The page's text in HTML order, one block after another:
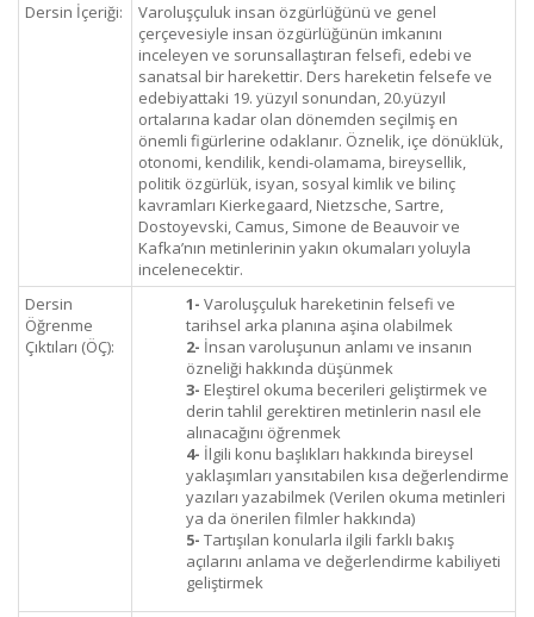
Dersin İçeriği:
Varoluşçuluk insan özgürlüğünü ve genel
çerçevesiyle insan özgürlüğünün imkanını
inceleyen ve sorunsallaştıran felsefi, edebi ve
sanatsal bir harekettir. Ders hareketin felsefe ve
edebiyattaki 19. yüzyıl sonundan, 20.yüzyıl
ortalarına kadar olan dönemden seçilmiş en
önemli figürlerine odaklanır. Öznelik, içe dönüklük,
otonomi, kendilik, kendi-olamama, bireysellik,
politik özgürlük, isyan, sosyal kimlik ve bilinç
kavramları Kierkegaard, Nietzsche, Sartre,
Dostoyevski, Camus, Simone de Beauvoir ve
Kafka’nın metinlerinin yakın okumaları yoluyla
incelenecektir.
Dersin
Öğrenme
Çıktıları (ÖÇ):
1- Varoluşçuluk hareketinin felsefi ve
tarihsel arka planına aşina olabilmek
2- İnsan varoluşunun anlamı ve insanın
özneliği hakkında düşünmek
3- Eleştirel okuma becerileri geliştirmek ve
derin tahlil gerektiren metinlerin nasıl ele
alınacağını öğrenmek
4- İlgili konu başlıkları hakkında bireysel
yaklaşımları yansıtabilen kısa değerlendirme
yazıları yazabilmek (Verilen okuma metinleri
ya da önerilen filmler hakkında)
5- Tartışılan konularla ilgili farklı bakış
açılarını anlama ve değerlendirme kabiliyeti
geliştirmek